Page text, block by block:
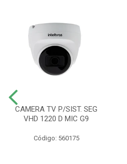
CAMERA TV P/SIST. SEG
VHD 1220 D MIC G9
Código: 560175